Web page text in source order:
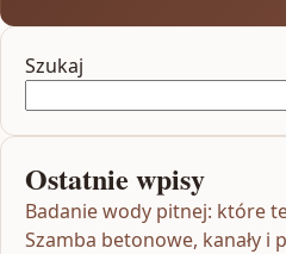
Szukaj
Ostatnie wpisy
Badanie wody pitnej: które
Szamba betonowe, kanały